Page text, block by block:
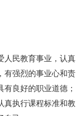
人民教育事业，认真
有强烈的事业心和责
良好的职业道德；
真执行课程标准和教